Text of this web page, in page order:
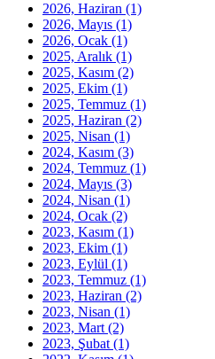
2026, Haziran (1)
2026, Mayıs (1)
2026, Ocak (1)
2025, Aralık (1)
2025, Kasım (2)
2025, Ekim (1)
2025, Temmuz (1)
2025, Haziran (2)
2025, Nisan (1)
2024, Kasım (3)
2024, Temmuz (1)
2024, Mayıs (3)
2024, Nisan (1)
2024, Ocak (2)
2023, Kasım (1)
2023, Ekim (1)
2023, Eylül (1)
2023, Temmuz (1)
2023, Haziran (2)
2023, Nisan (1)
2023, Mart (2)
2023, Şubat (1)